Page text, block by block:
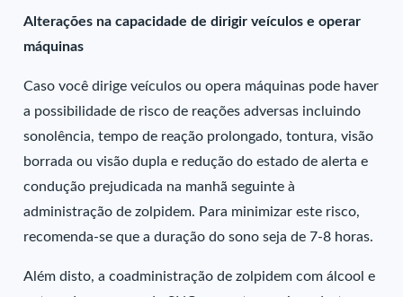
Alterações na capacidade de dirigir veículos e operar
máquinas
Caso você dirige veículos ou opera máquinas pode haver
a possibilidade de risco de reações adversas incluindo
sonolência, tempo de reação prolongado, tontura, visão
borrada ou visão dupla e redução do estado de alerta e
condução prejudicada na manhã seguinte à
administração de zolpidem. Para minimizar este risco,
recomenda-se que a duração do sono seja de 7-8 horas.
Além disto, a coadministração de zolpidem com álcool e